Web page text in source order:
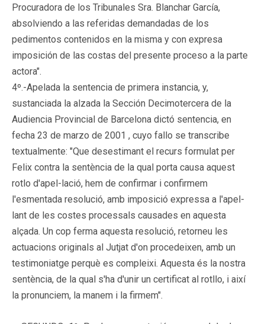
Procuradora de los Tribunales Sra. Blanchar García,
absolviendo a las referidas demandadas de los
pedimentos contenidos en la misma y con expresa
imposición de las costas del presente proceso a la parte
actora".
4º.-Apelada la sentencia de primera instancia, y,
sustanciada la alzada la Sección Decimotercera de la
Audiencia Provincial de Barcelona dictó sentencia, en
fecha 23 de marzo de 2001 , cuyo fallo se transcribe
textualmente: "Que desestimant el recurs formulat per
Felix contra la sentència de la qual porta causa aquest
rotlo d'apel-lació, hem de confirmar i confirmem
l'esmentada resolució, amb imposició expressa a l'apel-
lant de les costes processals causades en aquesta
alçada. Un cop ferma aquesta resolució, retorneu les
actuacions originals al Jutjat d'on procedeixen, amb un
testimoniatge perquè es compleixi. Aquesta és la nostra
sentència, de la qual s'ha d'unir un certificat al rotllo, i així
la pronunciem, la manem i la firmem".